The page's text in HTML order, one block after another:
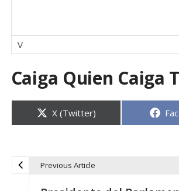
V
Caiga Quien Caiga
Compartir
en
X (Twitter)
Previous Article